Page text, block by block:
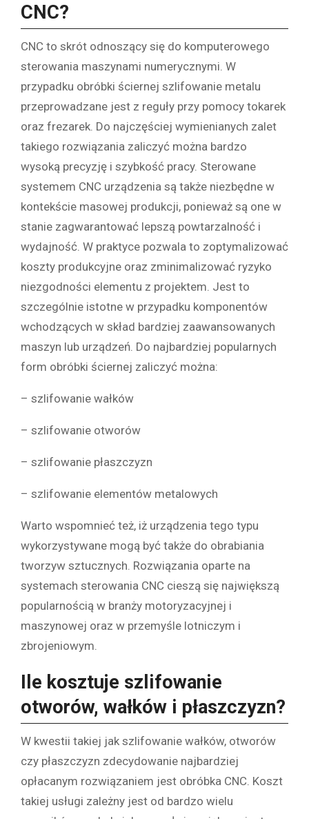
CNC?
CNC to skrót odnoszący się do komputerowego
sterowania maszynami numerycznymi. W
przypadku obróbki ściernej szlifowanie metalu
przeprowadzane jest z reguły przy pomocy tokarek
oraz frezarek. Do najczęściej wymienianych zalet
takiego rozwiązania zaliczyć można bardzo
wysoką precyzję i szybkość pracy. Sterowane
systemem CNC urządzenia są także niezbędne w
kontekście masowej produkcji, ponieważ są one w
stanie zagwarantować lepszą powtarzalność i
wydajność. W praktyce pozwala to zoptymalizować
koszty produkcyjne oraz zminimalizować ryzyko
niezgodności elementu z projektem. Jest to
szczególnie istotne w przypadku komponentów
wchodzących w skład bardziej zaawansowanych
maszyn lub urządzeń. Do najbardziej popularnych
form obróbki ściernej zaliczyć można:
– szlifowanie wałków
– szlifowanie otworów
– szlifowanie płaszczyzn
– szlifowanie elementów metalowych
Warto wspomnieć też, iż urządzenia tego typu
wykorzystywane mogą być także do obrabiania
tworzyw sztucznych. Rozwiązania oparte na
systemach sterowania CNC cieszą się największą
popularnością w branży motoryzacyjnej i
maszynowej oraz w przemyśle lotniczym i
zbrojeniowym.
Ile kosztuje szlifowanie
otworów, wałków i płaszczyzn?
W kwestii takiej jak szlifowanie wałków, otworów
czy płaszczyzn zdecydowanie najbardziej
opłacanym rozwiązaniem jest obróbka CNC. Koszt
takiej usługi zależny jest od bardzo wielu